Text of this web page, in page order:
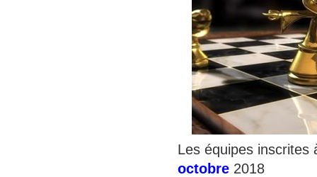
Leséquipes inscrites
octobre2018